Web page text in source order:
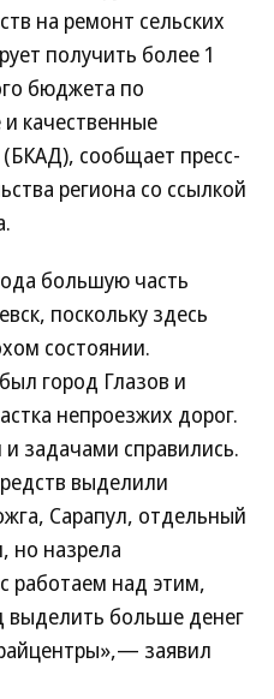
на ремонт сельских
получить более 1
бюджета по
качественные
сообщает пресс-
региона со ссылкой
большую часть
поскольку здесь
состоянии.
город Глазов и
непроезжих дорог.
задачами справились.
выделили
Сарапул, отдельный
но назрела
работаем над этим,
больше денег
заявил